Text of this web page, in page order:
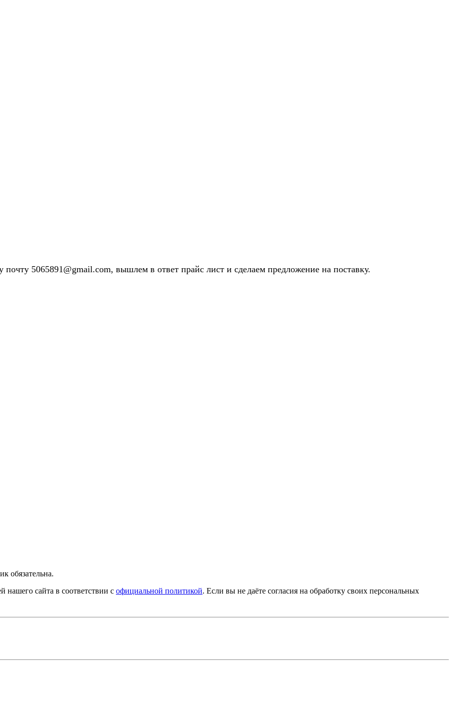
5065891@gmail.com, вышлем в ответ прайс лист и сделаем предложение на поставку.
обязательна.
сайта в соответствии с официальной политикой. Если вы не даёте согласия на обработку своих персональных